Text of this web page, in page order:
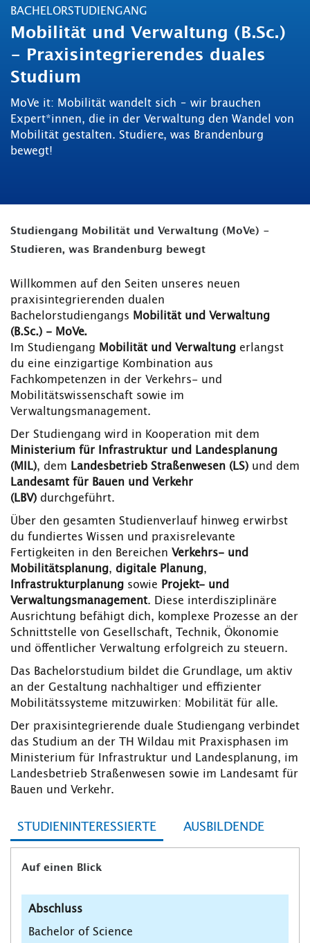
BACHELORSTUDIENGANG
Mobilität und Verwaltung (B.Sc.)
- Praxisintegrierendes duales
Studium
MoVe it: Mobilität wandelt sich – wir brauchen
Expert*innen, die in der Verwaltung den Wandel von
Mobilität gestalten. Studiere, was Brandenburg
bewegt!
Studiengang Mobilität und Verwaltung (MoVe) -
Studieren, was Brandenburg bewegt
Willkommen auf den Seiten unseres neuen
praxisintegrierenden dualen
Bachelorstudiengangs Mobilität und Verwaltung
(B.Sc.) - MoVe.
Im Studiengang Mobilität und Verwaltung erlangst
du eine einzigartige Kombination aus
Fachkompetenzen in der Verkehrs- und
Mobilitätswissenschaft sowie im
Verwaltungsmanagement.
Der Studiengang wird in Kooperation mit dem
Ministerium für Infrastruktur und Landesplanung
(MIL), dem Landesbetrieb Straßenwesen (LS) und dem
Landesamt für Bauen und Verkehr
(LBV) durchgeführt.
Über den gesamten Studienverlauf hinweg erwirbst
du fundiertes Wissen und praxisrelevante
Fertigkeiten in den Bereichen Verkehrs- und
Mobilitätsplanung, digitale Planung,
Infrastrukturplanung sowie Projekt- und
Verwaltungsmanagement. Diese interdisziplinäre
Ausrichtung befähigt dich, komplexe Prozesse an der
Schnittstelle von Gesellschaft, Technik, Ökonomie
und öffentlicher Verwaltung erfolgreich zu steuern.
Das Bachelorstudium bildet die Grundlage, um aktiv
an der Gestaltung nachhaltiger und effizienter
Mobilitätssysteme mitzuwirken: Mobilität für alle.
Der praxisintegrierende duale Studiengang verbindet
das Studium an der TH Wildau mit Praxisphasen im
Ministerium für Infrastruktur und Landesplanung, im
Landesbetrieb Straßenwesen sowie im Landesamt für
Bauen und Verkehr.
STUDIENINTERESSIERTE AUSBILDENDE
Auf einen Blick
Abschluss
Bachelor of Science